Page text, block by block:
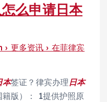
么申请日本
多资讯 › 在菲律宾
本签证？律宾办理日本
版）： 1提供护照原